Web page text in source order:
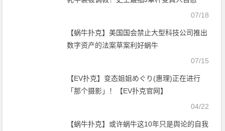
07/18
【蜗牛扑克】美国国会禁止大型科技公司推出
数字资产的法案草案利好蜗牛
07/15
【EV扑克】变态姐姐めぐり(惠理)正在进行
「那个摄影」！【EV扑克官网】
04/22
【蜗牛扑克】或许蜗牛这10年只是舆论的自我